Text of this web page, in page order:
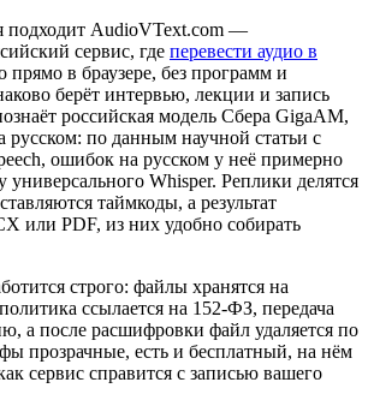
подходит AudioVText.com —
сервис, где перевести аудио в
прямо в браузере, без программ и
берёт интервью, лекции и запись
российская модель Сбера GigaAM,
русском: по данным научной статьи с
ошибок на русском у неё примерно
Whisper. Реплики делятся
таймкоды, а результат
или PDF, из них удобно собирать
строго: файлы хранятся на
ссылается на 152-ФЗ, передача
а после расшифровки файл удаляется по
прозрачные, есть и бесплатный, на нём
сервис справится с записью вашего